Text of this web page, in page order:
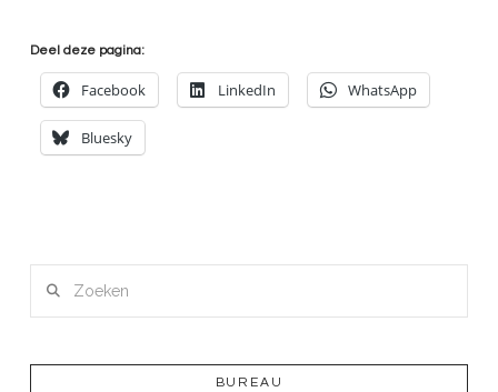
Deel deze pagina:
Facebook LinkedIn WhatsApp
Bluesky
BUREAU